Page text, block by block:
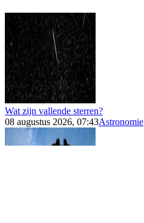
Wat zijn vallende sterren?
08 augustus 2026, 07:43Astronomie